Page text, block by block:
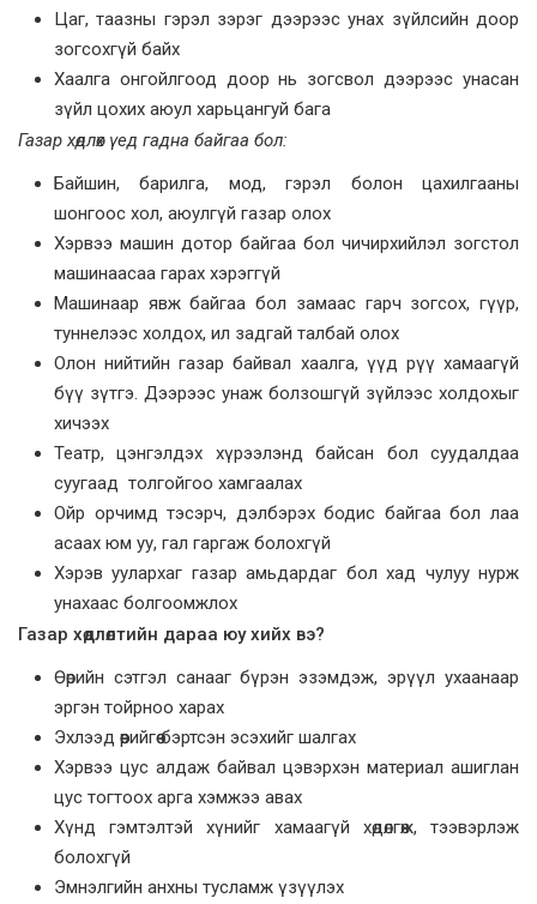
Цаг, таазны гэрэл зэрэг дээрээс унах зүйлсийн доор
зогсохгүй байх
Хаалга онгойлгоод доор нь зогсвол дээрээс унасан
зүйл цохих аюул харьцангуй бага
Газар хөдлөх үед гадна байгаа бол:
Байшин, барилга, мод, гэрэл болон цахилгааны
шонгоос хол, аюулгүй газар олох
Хэрвээ машин дотор байгаа бол чичирхийлэл зогстол
машинаасаа гарах хэрэггүй
Машинаар явж байгаа бол замаас гарч зогсох, гүүр,
туннелээс холдох, ил задгай талбай олох
Олон нийтийн газар байвал хаалга, үүд рүү хамаагүй
бүү зүтгэ. Дээрээс унаж болзошгүй зүйлээс холдохыг
хичээх
Театр, цэнгэлдэх хүрээлэнд байсан бол суудалдаа
суугаад толгойгоо хамгаалах
Ойр орчимд тэсэрч, дэлбэрэх бодис байгаа бол лаа
асаах юм уу, гал гаргаж болохгүй
Хэрэв уулархаг газар амьдардаг бол хад чулуу нурж
унахаас болгоомжлох
Газар хөдлөлтийн дараа юу хийх вэ?
Өөрийн сэтгэл санааг бүрэн эзэмдэж, эрүүл ухаанаар
эргэн тойрноо харах
Эхлээд өөрийгөө бэртсэн эсэхийг шалгах
Хэрвээ цус алдаж байвал цэвэрхэн материал ашиглан
цус тогтоох арга хэмжээ авах
Хүнд гэмтэлтэй хүнийг хамаагүй хөдөлгөж, тээвэрлэж
болохгүй
Эмнэлгийн анхны тусламж үзүүлэх